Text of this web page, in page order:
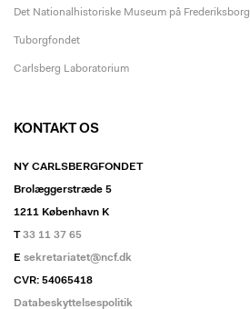
Det Nationalhistoriske Museum på Frederiksborg
Tuborgfondet
Carlsberg Laboratorium
KONTAKT OS
NY CARLSBERGFONDET
Brolæggerstræde 5
1211 København K
T 33 11 37 65
E sekretariatet@ncf.dk
CVR: 54065418
Databeskyttelsespolitik